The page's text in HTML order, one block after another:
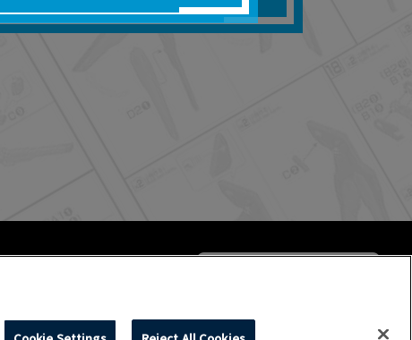
ます。
す。）等が生じたとし
す。また当社は、本